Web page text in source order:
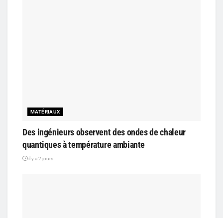
MATÉRIAUX
Des ingénieurs observent des ondes de chaleur
quantiques à température ambiante
il y a 2 jours